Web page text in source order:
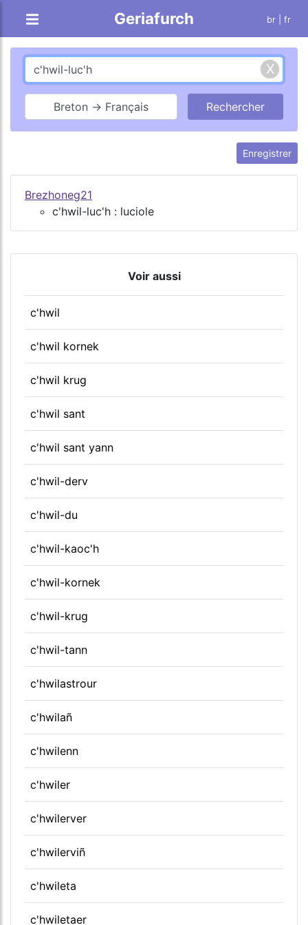
Geriafurch br | fr
Breton → Français
Enregistrer
Brezhoneg21
c'hwil-luc'h : luciole
Voir aussi
c'hwil
c'hwil kornek
c'hwil krug
c'hwil sant
c'hwil sant yann
c'hwil-derv
c'hwil-du
c'hwil-kaoc'h
c'hwil-kornek
c'hwil-krug
c'hwil-tann
c'hwilastrour
c'hwilañ
c'hwilenn
c'hwiler
c'hwilerver
c'hwilerviñ
c'hwileta
c'hwiletaer